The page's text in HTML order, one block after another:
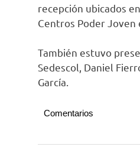
recepción ubicados
Centros Poder Joven
También estuvo
Sedescol, Daniel
García.
Comentarios